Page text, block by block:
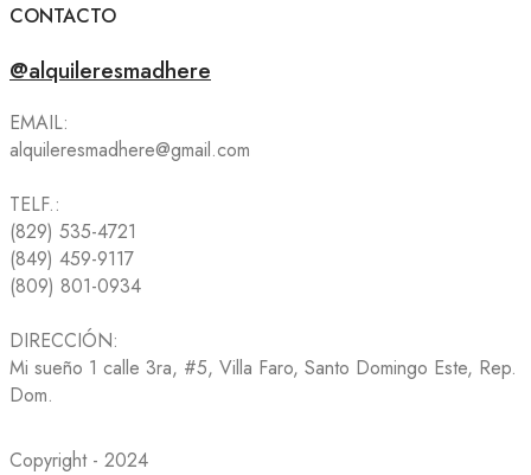
CONTACTO
@alquileresmadhere
EMAIL:
alquileresmadhere@gmail.com
TELF.:
(829) 535-4721
(849) 459-9117
(809) 801-0934
DIRECCIÓN:
Mi sueño 1 calle 3ra, #5, Villa Faro, Santo Domingo Este, Rep.
Dom.
Copyright - 2024